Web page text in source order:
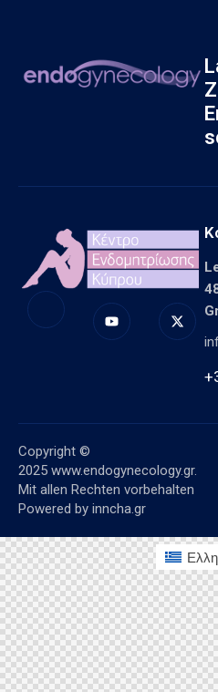
Copyright ©
2025 www.endogynecology.gr.
Mit allen Rechten vorbehalten
Powered by inncha.gr